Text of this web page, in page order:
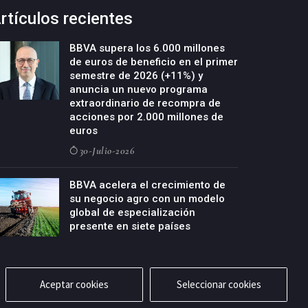
recientes
BBVA supera los 6.000 millones
de euros de beneficio en el primer
semestre de 2026 (+11%) y
anuncia un nuevo programa
extraordinario de recompra de
acciones por 2.000 millones de
euros
30-Julio-2026
BBVA acelera el crecimiento de
su negocio agro con un modelo
global de especialización
presente en siete países
Aceptar cookies Seleccionar cookies